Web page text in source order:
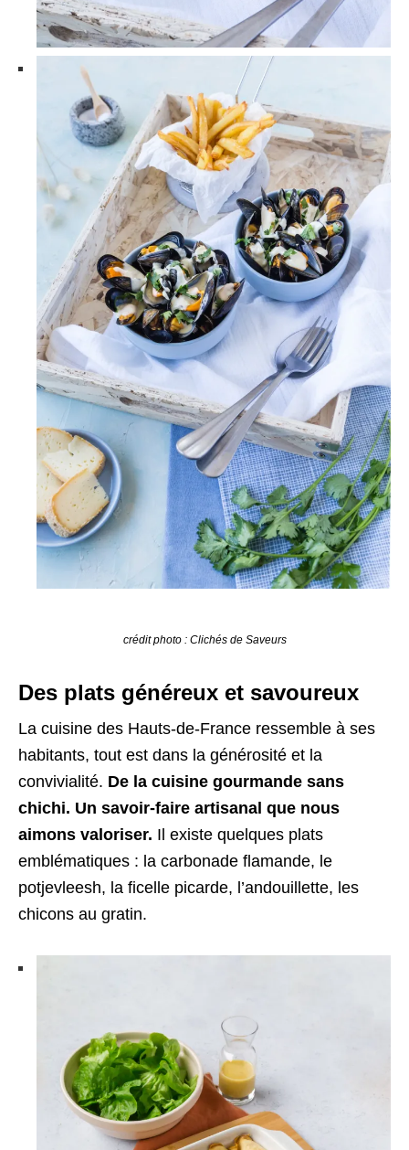
crédit photo : Clichés de Saveurs
Des plats généreux et savoureux
La cuisine des Hauts-de-France ressemble à ses
habitants, tout est dans la générosité et la
convivialité. De la cuisine gourmande sans
chichi. Un savoir-faire artisanal que nous
aimons valoriser. Il existe quelques plats
emblématiques : la carbonade flamande, le
potjevleesh, la ficelle picarde, l’andouillette, les
chicons au gratin.